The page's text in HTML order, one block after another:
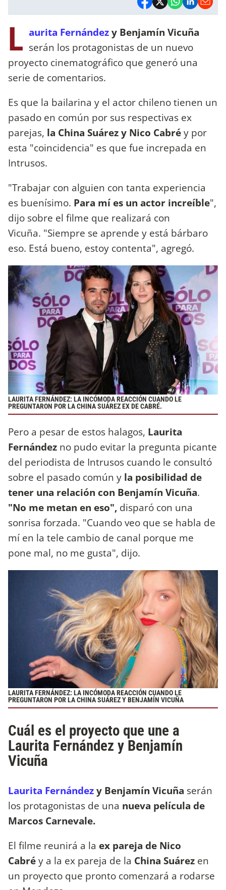
L aurita Fernándezy Benjamín Vicuña
serán los protagonistas de un nuevo
proyecto cinematográfico que generó una
serie de comentarios.
Es que la bailarina y el actor chileno tienen un
pasado en común por sus respectivas ex
parejas, la China Suárez y Nico Cabréy por
esta "coincidencia" es que fue increpada en
Intrusos.
"Trabajar con alguien con tanta experiencia
es buenísimo. Para mí es un actor increíble",
dijo sobre el filme que realizará con
Vicuña. "Siempre se aprende y está bárbaro
eso. Está bueno, estoy contenta", agregó.
LAURITA FERNÁNDEZ: LA INCÓMODA REACCIÓN CUANDO LE
PREGUNTARON POR LA CHINA SUÁREZ EX DE CABRÉ.
Pero a pesar de estos halagos, Laurita
Fernández no pudo evitar la pregunta picante
del periodista de Intrusos cuando le consultó
sobre el pasado común y la posibilidad de
tener una relación con Benjamín Vicuña.
"No me metan en eso", disparó con una
sonrisa forzada. "Cuando veo que se habla de
mí en la tele cambio de canal porque me
pone mal, no me gusta", dijo.
LAURITA FERNÁNDEZ: LA INCÓMODA REACCIÓN CUANDO LE
PREGUNTARON POR LA CHINA SUÁREZ Y BENJAMÍN VICUÑA
Cuál es el proyecto que une a
Laurita Fernández y Benjamín
Vicuña
Laurita Fernándezy Benjamín Vicuña serán
los protagonistas de una nueva película de
Marcos Carnevale.
El filme reunirá a la ex pareja de Nico
Cabréy a la ex pareja de la China Suárez en
un proyecto que pronto comenzará a rodarse